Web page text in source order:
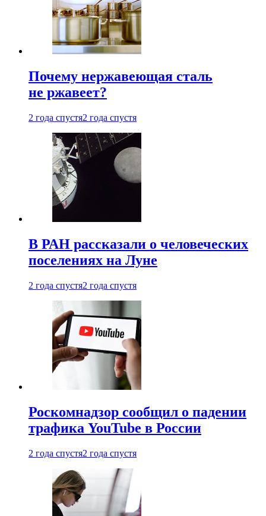
Почему нержавеющая сталь
не ржавеет?
2 года спустя2 года спустя
В РАН рассказали о человеческих
поселениях на Луне
2 года спустя2 года спустя
Роскомнадзор сообщил о падении
трафика YouTube в России
2 года спустя2 года спустя